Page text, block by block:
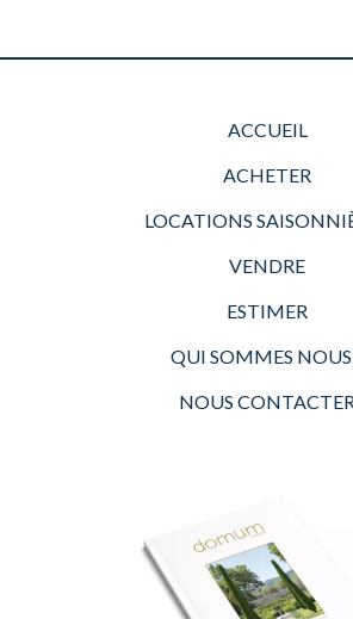
ACCUEIL
ACHETER
LOCATIONS
VENDRE
ESTIMER
QUI SOMMES NOUS
NOUS CONTACTER